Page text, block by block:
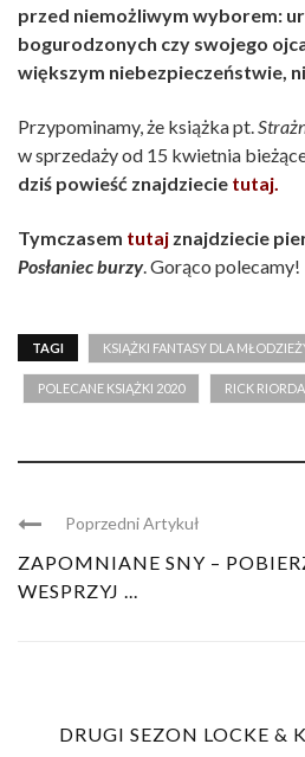
przed niemożliwym wyborem:
bogurodzonych czy swojego
większym niebezpieczeństwie,
Przypominamy, że książka pt.
w sprzedaży od 15 kwietnia
dziś powieść znajdziecie tutaj.
Tymczasem tutaj znajdziecie
Posłaniec burzy. Gorąco polecamy!
TAGI KSIĄŻKI FANTASY DLA
POLECANE KSIĄŻKI 2020 RICK
Poprzedni Artykuł
ZAPOMNIANE SNY –
WESPRZYJ ...
DRUGI SEZON LOCKE &